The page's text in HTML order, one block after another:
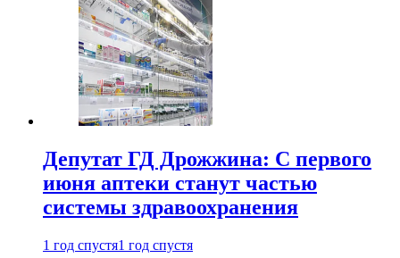
Депутат ГД Дрожжина: С первого
июня аптеки станут частью
системы здравоохранения
1 год спустя1 год спустя